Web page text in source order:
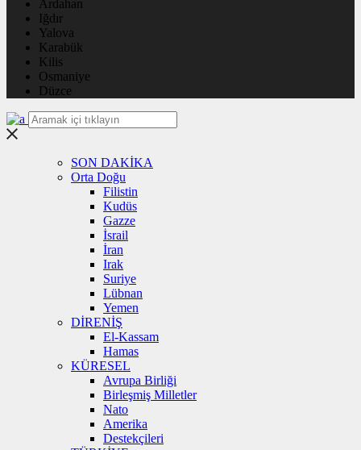
Ardahan
Iğdır
Yalova
Karabük
Kilis
Osmaniye
Düzce
SON DAKİKA
Orta Doğu
Filistin
Kudüs
Gazze
İsrail
İran
Irak
Suriye
Lübnan
Yemen
DİRENİŞ
El-Kassam
Hamas
KÜRESEL
Avrupa Birliği
Birleşmiş Milletler
Nato
Amerika
Destekçileri